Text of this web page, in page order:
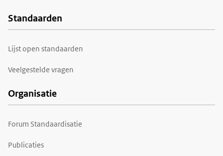
Voet
Standaarden
Lijst open standaarden
Veelgestelde vragen
Organisatie
Forum Standaardisatie
Publicaties